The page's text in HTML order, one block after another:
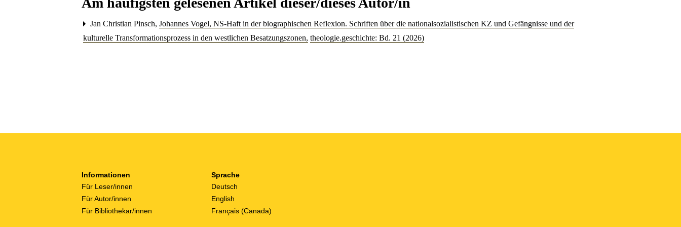
Jan Christian Pinsch,Johannes Vogel, NS-Haft in der biographischen Reflexion. Schriften über die nationalsozialistischen KZ und Gefängnisse und der
kulturelle Transformationsprozess in den westlichen Besatzungszonen,theologie.geschichte: Bd. 21 (2026)
Informationen
Für Leser/innen
Für Autor/innen
Für Bibliothekar/innen
Sprache
Deutsch
English
Français (Canada)